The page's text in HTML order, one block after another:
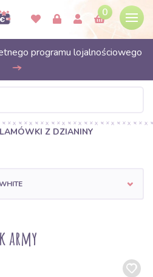
0
programu lojalnościowego
Z DZIANINY
army